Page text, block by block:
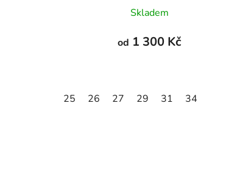
Skladem
od 1 300 Kč
25 26 27 29 31 34